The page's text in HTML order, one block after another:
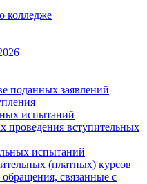
поданных заявлений
испытаний
проведения вступительных
испытаний
(платных) курсов
связанные с